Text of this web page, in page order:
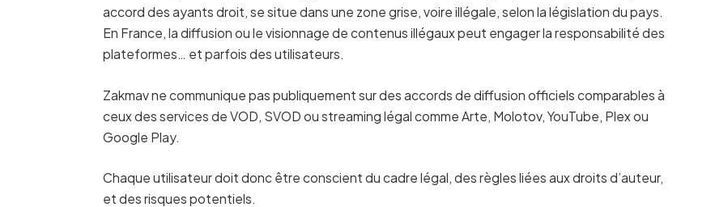
accord des ayants droit, se situe dans une zone grise, voire illégale, selon la législation du pays.
En France, la diffusion ou le visionnage de contenus illégaux peut engager la responsabilité des
plateformes… et parfois des utilisateurs.
Zakmav ne communique pas publiquement sur des accords de diffusion officiels comparables à
ceux des services de VOD, SVOD ou streaming légal comme Arte, Molotov, YouTube, Plex ou
Google Play.
Chaque utilisateur doit donc être conscient du cadre légal, des règles liées aux droits d’auteur,
et des risques potentiels.